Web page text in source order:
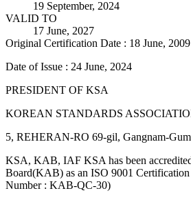
19 September, 2024
VALID TO
17 June, 2027
Original Certification Date : 18 June, 2009
Date of Issue : 24 June, 2024
PRESIDENT OF KSA
KOREAN STANDARDS
5, REHERAN-RO 69-gil, Gangnam-
KSA, KAB, IAF KSA has been
Board(KAB) as an ISO 9001
Number : KAB-QC-30)